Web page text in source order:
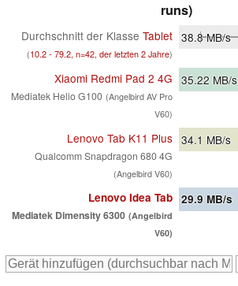
runs)
Durchschnitt der Klasse Tablet
(10.2 - 79.2, n=42, der letzten 2 Jahre)
38.8MB/s
Xiaomi Redmi Pad 2 4G
Mediatek Helio G100 (Angelbird AV Pro
V60)
35.22 MB/s
Lenovo Tab K11 Plus
Qualcomm Snapdragon 680 4G
(Angelbird V60)
34.1 MB/s
Lenovo Idea Tab
Mediatek Dimensity 6300 (Angelbird
V60)
29.9 MB/s